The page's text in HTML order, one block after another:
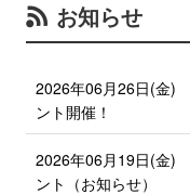
お知らせ
2026年06月26日(金)
ント開催！
2026年06月19日(金)
ント（お知らせ）